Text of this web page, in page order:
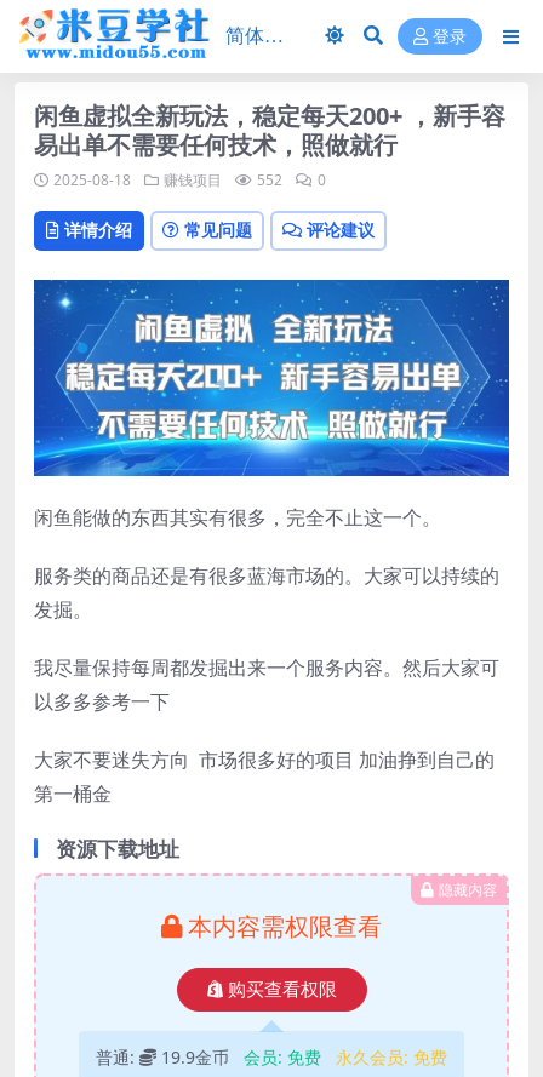
登录
闲鱼虚拟全新玩法，稳定每天200+ ，新手容
易出单不需要任何技术，照做就行
2025-08-18 赚钱项目 552 0
详情介绍 常见问题 评论建议
闲鱼能做的东西其实有很多，完全不止这一个。
服务类的商品还是有很多蓝海市场的。大家可以持续的
发掘。
我尽量保持每周都发掘出来一个服务内容。然后大家可
以多多参考一下
大家不要迷失方向 市场很多好的项目 加油挣到自己的
第一桶金
资源下载地址
隐藏内容
本内容需权限查看
购买查看权限
普通: 19.9金币 会员: 免费 永久会员: 免费